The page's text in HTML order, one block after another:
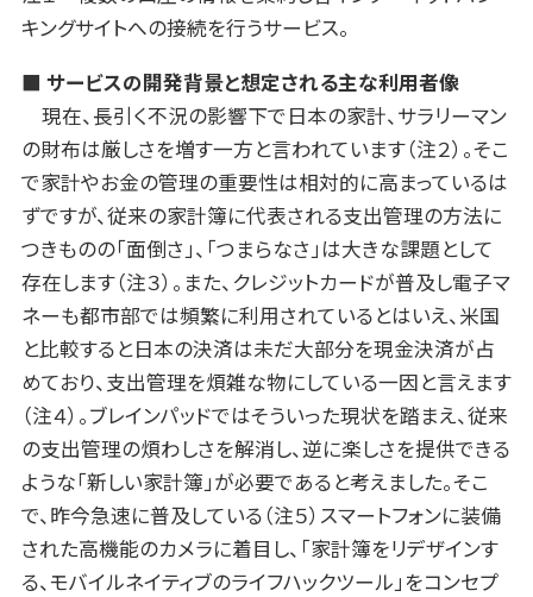
キングサイトへの接続を行うサービス。
■ サービスの開発背景と想定される主な利用者像
現在、長引く不況の影響下で日本の家計、サラリーマン
の財布は厳しさを増す一方と言われています（注２）。そこ
で家計やお金の管理の重要性は相対的に高まっているは
ずですが、従来の家計簿に代表される支出管理の方法に
つきものの「面倒さ」、「つまらなさ」は大きな課題として
存在します（注３）。また、クレジットカードが普及し電子マ
ネーも都市部では頻繁に利用されているとはいえ、米国
と比較すると日本の決済は未だ大部分を現金決済が占
めており、支出管理を煩雑な物にしている一因と言えます
（注４）。ブレインパッドではそういった現状を踏まえ、従来
の支出管理の煩わしさを解消し、逆に楽しさを提供できる
ような「新しい家計簿」が必要であると考えました。そこ
で、昨今急速に普及している（注５）スマートフォンに装備
された高機能のカメラに着目し、「家計簿をリデザインす
る、モバイルネイティブのライフハックツール」をコンセプ